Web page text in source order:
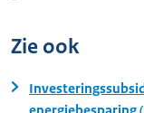
Zie ook